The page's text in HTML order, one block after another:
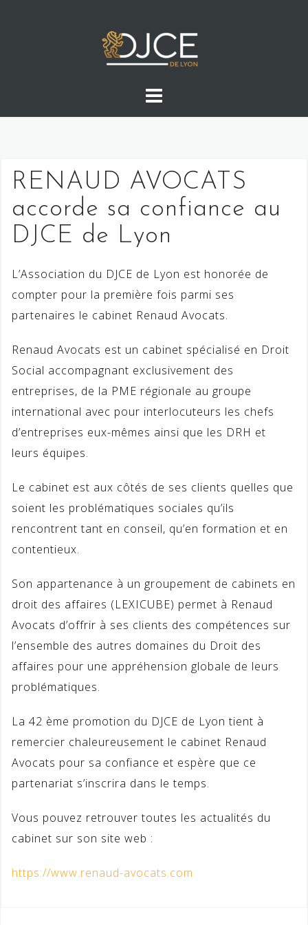
RENAUD AVOCATS
accorde sa confiance au
DJCE de Lyon
L’Association du DJCE de Lyon est honorée de
compter pour la première fois parmi ses
partenaires le cabinet Renaud Avocats.
Renaud Avocats est un cabinet spécialisé en Droit
Social accompagnant exclusivement des
entreprises, de la PME régionale au groupe
international avec pour interlocuteurs les chefs
d’entreprises eux-mêmes ainsi que les DRH et
leurs équipes.
Le cabinet est aux côtés de ses clients quelles que
soient les problématiques sociales qu’ils
rencontrent tant en conseil, qu’en formation et en
contentieux.
Son appartenance à un groupement de cabinets en
droit des affaires (LEXICUBE) permet à Renaud
Avocats d’offrir à ses clients des compétences sur
l’ensemble des autres domaines du Droit des
affaires pour une appréhension globale de leurs
problématiques.
La 42 ème promotion du DJCE de Lyon tient à
remercier chaleureusement le cabinet Renaud
Avocats pour sa confiance et espère que ce
partenariat s’inscrira dans le temps.
Vous pouvez retrouver toutes les actualités du
cabinet sur son site web :
https://www.renaud-avocats.com